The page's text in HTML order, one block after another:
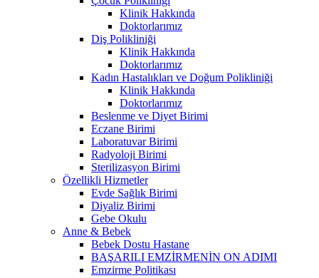
Klinik Hakkında
Doktorlarımız
Diş Polikliniği
Klinik Hakkında
Doktorlarımız
Kadın Hastalıkları ve Doğum Polikliniği
Klinik Hakkında
Doktorlarımız
Beslenme ve Diyet Birimi
Eczane Birimi
Laboratuvar Birimi
Radyoloji Birimi
Sterilizasyon Birimi
Özellikli Hizmetler
Evde Sağlık Birimi
Diyaliz Birimi
Gebe Okulu
Anne & Bebek
Bebek Dostu Hastane
BAŞARILI EMZİRMENİN ON ADIMI
Emzirme Politikası